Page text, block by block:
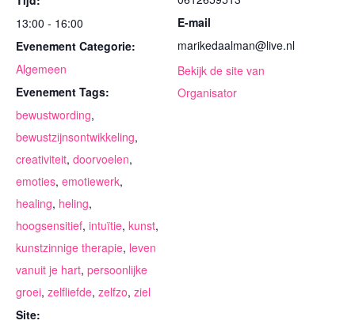
13:00 - 16:00
Evenement Categorie:
Algemeen
Evenement Tags:
bewustwording,
bewustzijnsontwikkeling,
creativiteit, doorvoelen,
emoties, emotiewerk,
healing, heling,
hoogsensitief, intuïtie, kunst,
kunstzinnige therapie, leven
vanuit je hart, persoonlijke
groei, zelfliefde, zelfzo, ziel
Site:
E-mail
marikedaalman@live.nl
Bekijk de site van
Organisator